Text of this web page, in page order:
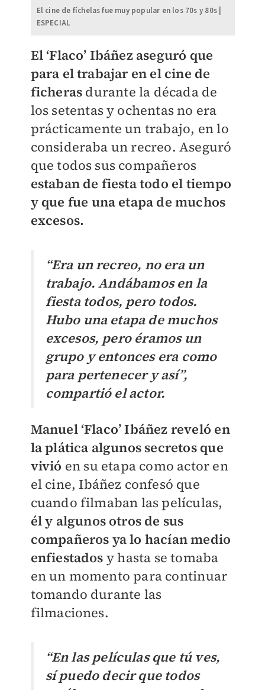
El cine de fíchelas fue muy popular en los 70s y 80s |
ESPECIAL
El ‘Flaco’ Ibáñez aseguró que
para el trabajar en el cine de
ficheras durante la década de
los setentas y ochentas no era
prácticamente un trabajo, en lo
consideraba un recreo. Aseguró
que todos sus compañeros
estaban de fiesta todo el tiempo
y que fue una etapa de muchos
excesos.
“Era un recreo, no era un
trabajo. Andábamos en la
fiesta todos, pero todos.
Hubo una etapa de muchos
excesos, pero éramos un
grupo y entonces era como
para pertenecer y así”,
compartió el actor.
Manuel ‘Flaco’ Ibáñez reveló en
la plática algunos secretos que
vivió en su etapa como actor en
el cine, Ibáñez confesó que
cuando filmaban las películas,
él y algunos otros de sus
compañeros ya lo hacían medio
enfiestados y hasta se tomaba
en un momento para continuar
tomando durante las
filmaciones.
“En las películas que tú ves,
sí puedo decir que todos